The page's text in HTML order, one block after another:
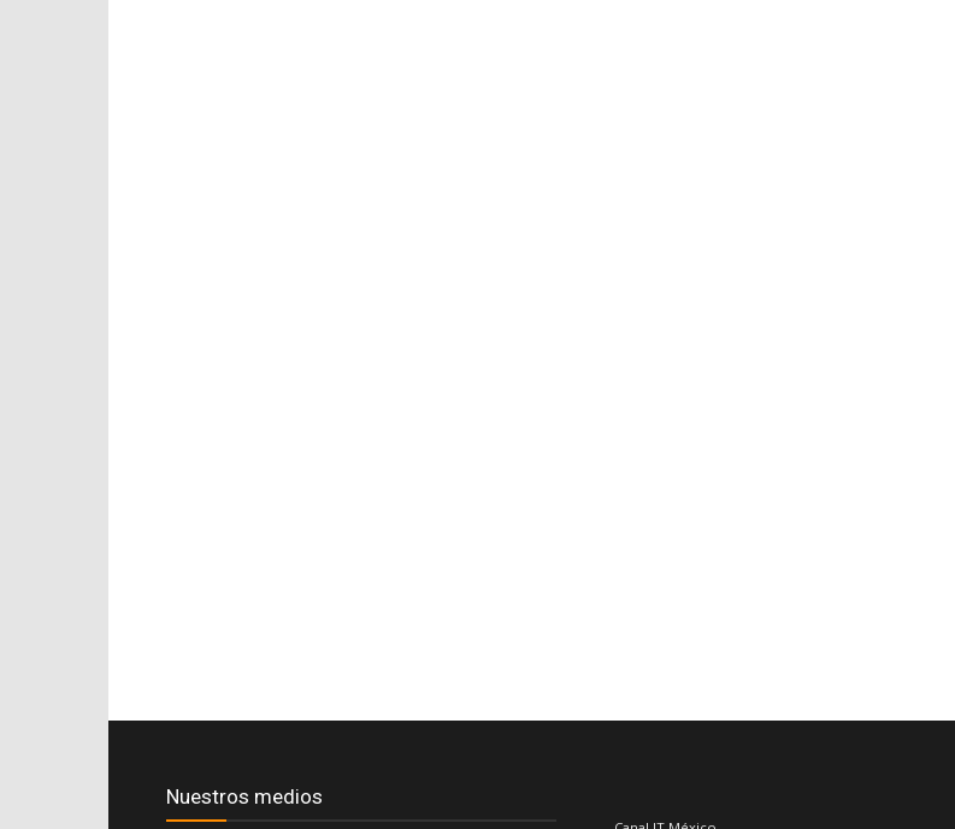
Nuestros medios